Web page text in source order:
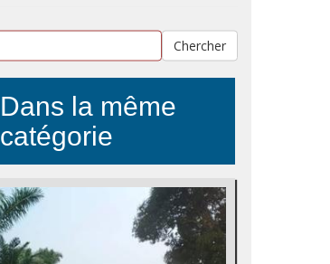
Chercher
Dans la même
catégorie